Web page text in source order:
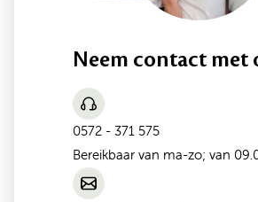
Neem contact met
0572 - 371 575
Bereikbaar van ma-zo; van